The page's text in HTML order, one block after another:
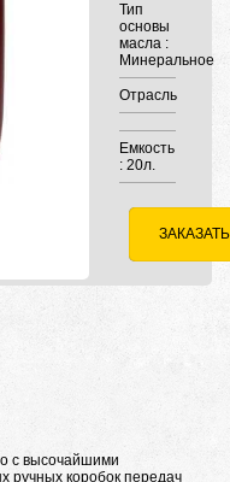
Тип
основы
масла :
Минеральное
Отрасль
Емкость
: 20л.
с высочайшими
ручных коробок передач